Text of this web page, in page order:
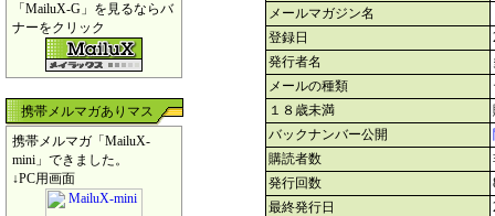
「MailuX-G」を見るならバ
ナーをクリック
携帯メルマガありマス
携帯メルマガ「MailuX-
mini」できました。
↓PC用画面
メールマガジン名
登録日
発行者名
メールの種類
１８歳未満
バックナンバー公開
購読者数
発行回数
最終発行日